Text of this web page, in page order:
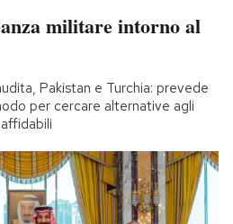
militare intorno al
Pakistan e Turchia: prevede
per cercare alternative agli